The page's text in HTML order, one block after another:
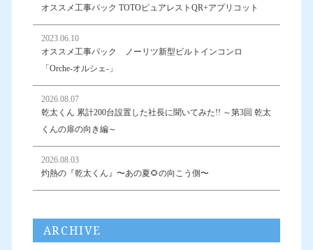
オススメ工事パック TOTOピュアレストQR+アプリコット
2023.06.10
オススメ工事パック ノーリツ新型ビルトインコンロ
「Orche-オルシェ-」
2026.08.07
乾太くん 累計200台設置した社長に聞いてみた!! ～第3回 乾太
くんの扉の向き編～
2026.08.03
灼熱の『乾太くん』〜あの夏🌻の向こう側〜
ARCHIVE